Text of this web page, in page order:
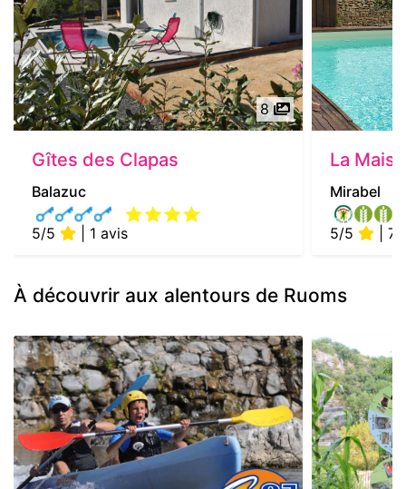
8
Gîtes des Clapas
Balazuc
5/5 | 1 avis
La
Mirabel
5/5 | 7
À découvrir aux alentours de Ruoms